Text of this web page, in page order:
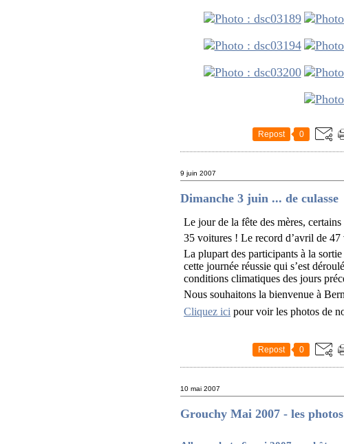
Repost 0
9 juin 2007
Dimanche 3 juin ... de culasse
Le jour de la fête des mères,
35 voitures ! Le record d’avril de
La plupart des participants à la
cette journée réussie qui s’est
conditions climatiques des jours
Nous souhaitons la bienvenue à
Cliquez ici pour voir les photos de
Repost 0
10 mai 2007
Grouchy Mai 2007 - les photos